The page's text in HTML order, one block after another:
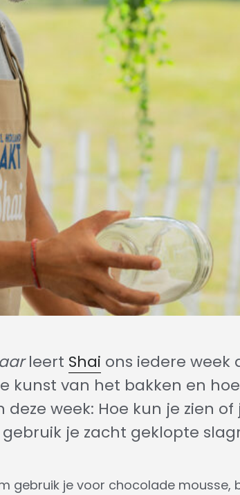
leert Shai ons iedere week
kunst van het bakken en
deze week: Hoe kun je zien
je zacht geklopte
gebruik je voor chocolade mousse,